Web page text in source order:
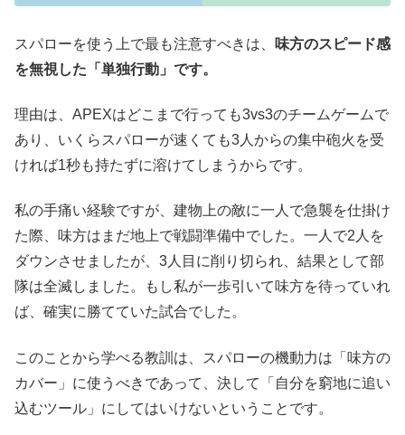
スパローを使う上で最も注意すべきは、
味方のスピード感
を無視した「単独行動」です。
理由は、APEXはどこまで行っても3vs3のチームゲームで
あり、いくらスパローが速くても3人からの集中砲火を受
ければ1秒も持たずに溶けてしまうからです。
私の手痛い経験ですが、建物上の敵に一人で急襲を仕掛け
た際、味方はまだ地上で戦闘準備中でした。一人で2人を
ダウンさせましたが、3人目に削り切られ、結果として部
隊は全滅しました。もし私が一歩引いて味方を待っていれ
ば、確実に勝てていた試合でした。
このことから学べる教訓は、スパローの機動力は「味方の
カバー」に使うべきであって、決して「自分を窮地に追い
込むツール」にしてはいけないということです。